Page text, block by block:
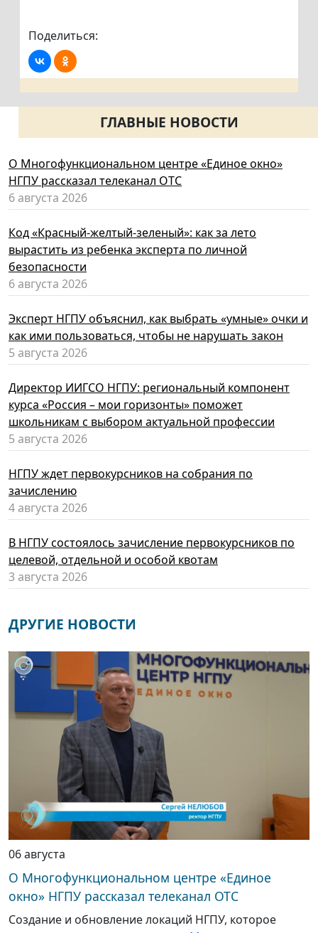
Поделиться:
ГЛАВНЫЕ НОВОСТИ
О Многофункциональном центре «Единое окно»
НГПУ рассказал телеканал ОТС
6 августа 2026
Код «Красный-желтый-зеленый»: как за лето
вырастить из ребенка эксперта по личной
безопасности
6 августа 2026
Эксперт НГПУ объяснил, как выбрать «умные» очки и
как ими пользоваться, чтобы не нарушать закон
5 августа 2026
Директор ИИГСО НГПУ: региональный компонент
курса «Россия – мои горизонты» поможет
школьникам с выбором актуальной профессии
5 августа 2026
НГПУ ждет первокурсников на собрания по
зачислению
4 августа 2026
В НГПУ состоялось зачисление первокурсников по
целевой, отдельной и особой квотам
3 августа 2026
ДРУГИЕ НОВОСТИ
06 августа
О Многофункциональном центре «Единое
окно» НГПУ рассказал телеканал ОТС
Создание и обновление локаций НГПУ, которое